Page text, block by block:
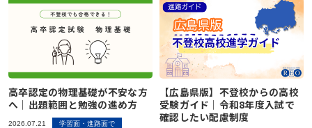
高卒認定の物理基礎が不安な方
へ｜出題範囲と勉強の進め方
2026.07.21 学習面・進路面で
【広島県版】不登校からの高校
受験ガイド｜令和8年度入試で
確認したい配慮制度